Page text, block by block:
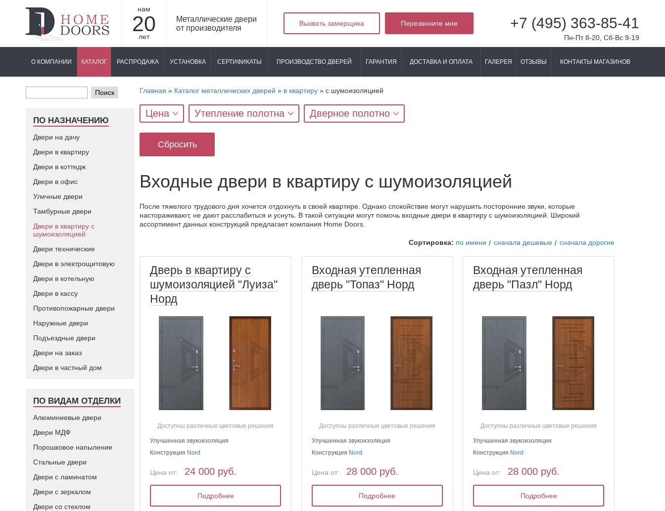
нам
20
лет
Металлические двери
от производителя
Вызвать замерщика Перезвоните мне +7 (495) 363-85-41
Пн-Пт 8-20, Сб-Вс 9-19
О КОМПАНИИ КАТАЛОГ РАСПРОДАЖА УСТАНОВКА СЕРТИФИКАТЫ ПРОИЗВОДСТВО ДВЕРЕЙ ГАРАНТИЯ ДОСТАВКА И ОПЛАТА ГАЛЕРЕЯ ОТЗЫВЫ КОНТАКТЫ МАГАЗИНОВ
Поиск
ПО НАЗНАЧЕНИЮ
Двери на дачу
Двери в квартиру
Двери в коттедж
Двери в офис
Уличные двери
Тамбурные двери
Двери в квартиру с
шумоизоляцией
Двери технические
Двери в электрощитовую
Двери в котельную
Двери в кассу
Противопожарные двери
Наружные двери
Подъездные двери
Двери на заказ
Двери в частный дом
ПО ВИДАМ ОТДЕЛКИ
Алюминиевые двери
Двери МДФ
Порошковое напыление
Стальные двери
Двери с ламинатом
Двери с зеркалом
Двери со стеклом
Главная » Каталог металлических дверей » в квартиру » с шумоизоляцией
Цена Утепление полотна Дверное полотно
Сбросить
Входные двери в квартиру с шумоизоляцией
После тяжелого трудового дня хочется отдохнуть в своей квартире. Однако спокойствие могут нарушить посторонние звуки, которые
настораживают, не дают расслабиться и уснуть. В такой ситуации могут помочь входные двери в квартиру с шумоизоляцией. Широкий
ассортимент данных конструкций предлагает компания Home Doors.
Сортировка: по имени сначала дешевые сначала дорогие
Дверь в квартиру с
шумоизоляцией "Луиза"
Норд
Доступны различные цветовые решения
Улучшенная звукоизоляция
Конструкция Nord
Цена от: 24 000 руб.
Подробнее
Входная утепленная
дверь "Топаз" Норд
Доступны различные цветовые решения
Улучшенная звукоизоляция
Конструкция Nord
Цена от: 28 000 руб.
Подробнее
Входная утепленная
дверь "Пазл" Норд
Доступны различные цветовые решения
Улучшенная звукоизоляция
Конструкция Nord
Цена от: 28 000 руб.
Подробнее